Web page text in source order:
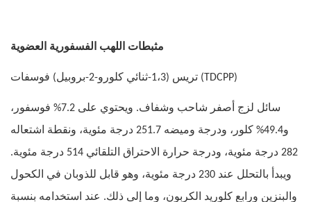
مثبطات اللهب الفسفورية العضوية
تريس (1،3-ثنائي كلورو-2-بروبيل) فوسفات (TDCPP)
سائل لزج أصفر شاحب وشفاف. ويحتوي على 7.2% فوسفور،
و49.4% كلور، ودرجة وميضه 251.7 درجة مئوية، ونقطة اشتعاله
282 درجة مئوية، ودرجة حرارة الاحتراق التلقائي 514 درجة مئوية.
ويبدأ بالتحلل عند 230 درجة مئوية، وهو قابل للذوبان في الكحول
والبنزين ورابع كلوريد الكربون، وما إلى ذلك. عند استخدامه بنسبة